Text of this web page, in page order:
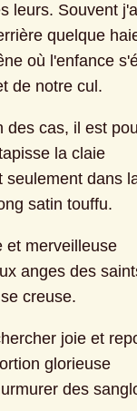
leurs. Souvent
quelque
où l'enfance
de notre cul.
des cas, il est
la claie
seulement dans
satin touffu.
et merveilleuse
anges des
creuse.
joie et
glorieuse
des